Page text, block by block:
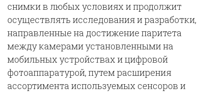
снимки в любых условиях и продолжит
осуществлять исследования и разработки,
направленные на достижение паритета
между камерами установленными на
мобильных устройствах и цифровой
фотоаппаратурой, путем расширения
ассортимента используемых сенсоров и